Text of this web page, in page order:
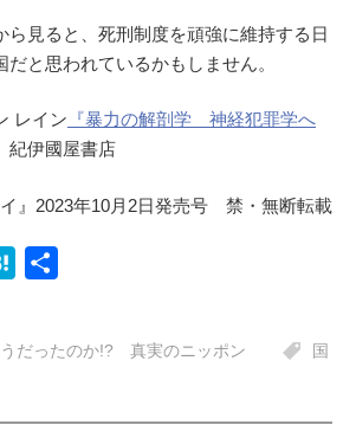
ら見ると、死刑制度を頑強に維持する日
と思われているかもしません。
レイン 『暴力の解剖学 神経犯罪学へ
紀伊國屋書店
イ』2023年10月2日発売号 禁・無断転載
e
a
だったのか!? 真実のニッポン
国